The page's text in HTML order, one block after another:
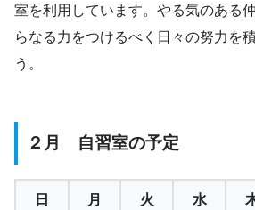
室を利用しています。やる気のある
らなる力をつけるべく日々の努力を
う。
２月 自習室の予定
日 月 火 水